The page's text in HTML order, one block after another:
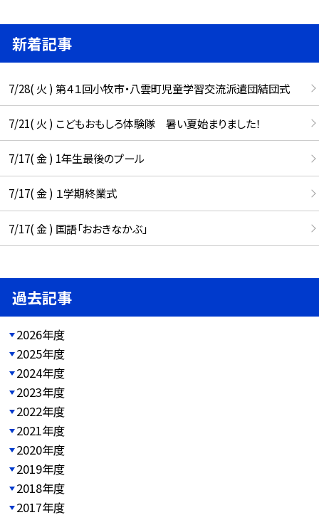
新着記事
7/28( 火 ) 第４１回小牧市・八雲町児童学習交流派遣団結団式
7/21( 火 ) こどもおもしろ体験隊 暑い夏始まりました！
7/17( 金 ) 1年生最後のプール
7/17( 金 ) １学期終業式
7/17( 金 ) 国語「おおきなかぶ」
過去記事
2026年度
2025年度
2024年度
2023年度
2022年度
2021年度
2020年度
2019年度
2018年度
2017年度